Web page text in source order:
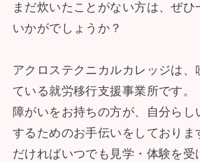
まだ炊いたことがない方は、ぜひ
いかがでしょうか？
アクロステクニカルカレッジは、
ている就労移行支援事業所です。
障がいをお持ちの方が、自分らし
するためのお手伝いをしておりま
だければいつでも見学・体験を受